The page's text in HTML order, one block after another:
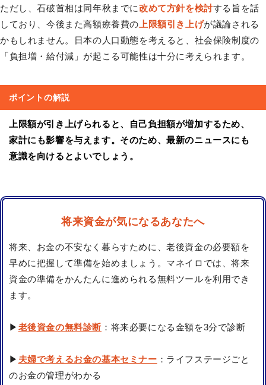
ただし、石破首相は同年秋までに改めて方針を検討する旨を話
しており、今後また高額療養費の 上限額引き上げが議論される
かもしれません。日本の人口動態を考えると、社会保険制度の
「負担増・給付減」が起こる可能性は十分に考えられます。
ポイントの解説
上限額が引き上げられると、自己負担額が増加するため、
家計にも影響を与えます。そのため、最新のニュースにも
意識を向けるとよいでしょう。
将来資金が気になるあなたへ
将来、お金の不安なく暮らすために、老後資金の必要額を
早めに把握して準備を始めましょう。マネイロでは、将来
資金の準備をかんたんに進められる無料ツールを利用でき
ます。
▶ 老後資金の無料診断 ：将来必要になる金額を3分で診断
▶ 夫婦で考えるお金の基本セミナー ：ライフステージごと
のお金の管理がわかる